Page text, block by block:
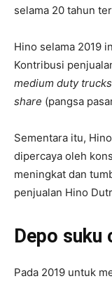
selama 20 tahun
Hino selama 2019
Kontribusi
medium duty trucks
share (pangsa
Sementara itu,
dipercaya oleh
meningkat dan
penjualan Hino
Depo suku
Pada 2019 untuk